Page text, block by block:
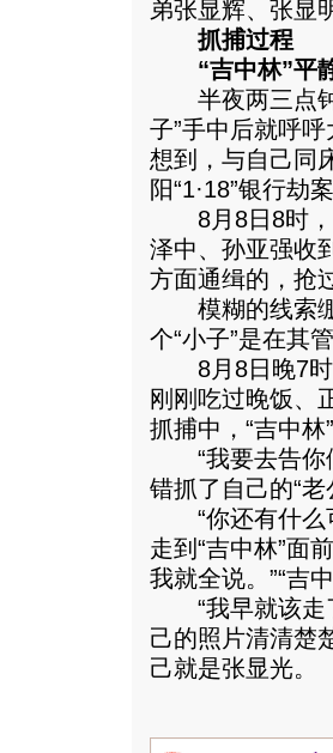
弟张显辉、张显
抓捕过程
“吉中林”平
半夜两三点钟
子”手中后就呼
想到，与自己同
阳“1·18”银行劫
8月8日8时，
泽中、孙亚强收
方面通缉的，抢
模糊的线索绷
个“小子”是在其
8月8日晚7时
刚刚吃过晚饭、
抓捕中，“吉中
“我要去告你
错抓了自己的“
“你还有什么
走到“吉中林”面
我就全说。”“吉
“我早就该走
己的照片清清楚
己就是张显光。